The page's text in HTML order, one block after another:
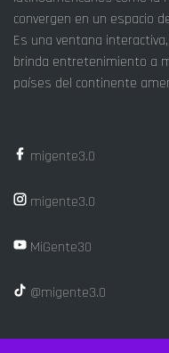
convergen en un espacio
Es una ventana
brinda entretenimiento a
países del continente
migente3.0
migente3.0
MiGente30
@migente3.0